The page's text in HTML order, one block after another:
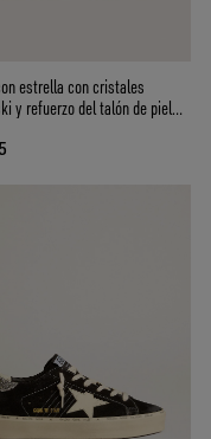
y refuerzo del talón de piel